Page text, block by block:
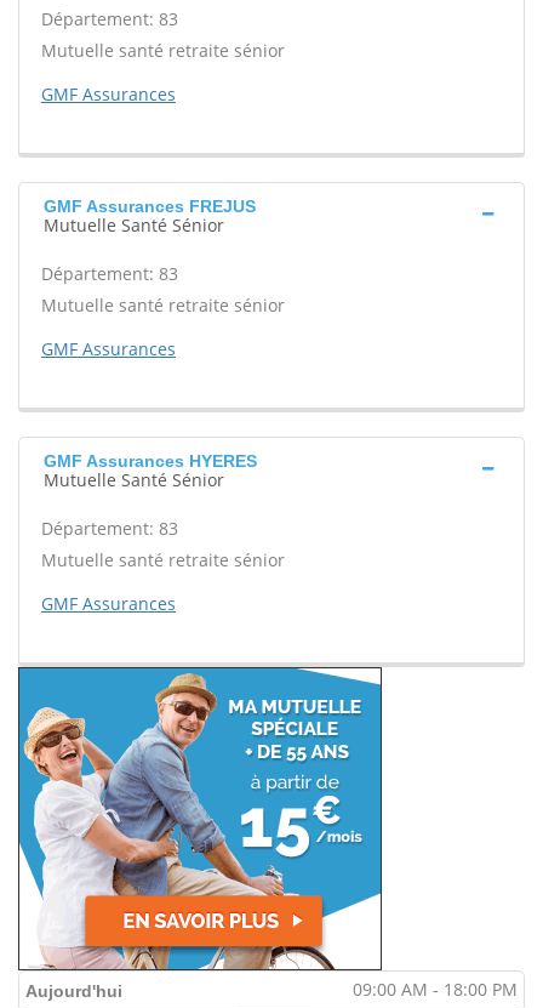
Département: 83
Mutuelle santé retraite sénior
GMF Assurances
GMF Assurances FREJUS
Mutuelle Santé Sénior
Département: 83
Mutuelle santé retraite sénior
GMF Assurances
GMF Assurances HYERES
Mutuelle Santé Sénior
Département: 83
Mutuelle santé retraite sénior
GMF Assurances
Aujourd'hui 09:00 AM - 18:00 PM